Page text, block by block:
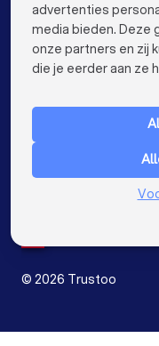
Boekhouders in
VOOR PARTICULIEREN
Nederland
© 2026 Trustoo
advertenties
media bieden. Deze
onze partners en zij
die je eerder aan ze